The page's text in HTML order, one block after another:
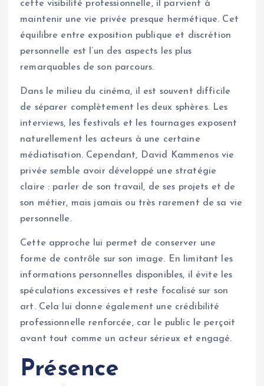
cette visibilité professionnelle, il parvient à
maintenir une vie privée presque hermétique. Cet
équilibre entre exposition publique et discrétion
personnelle est l’un des aspects les plus
remarquables de son parcours.
Dans le milieu du cinéma, il est souvent difficile
de séparer complètement les deux sphères. Les
interviews, les festivals et les tournages exposent
naturellement les acteurs à une certaine
médiatisation. Cependant, David Kammenos vie
privée semble avoir développé une stratégie
claire : parler de son travail, de ses projets et de
son métier, mais jamais ou très rarement de sa vie
personnelle.
Cette approche lui permet de conserver une
forme de contrôle sur son image. En limitant les
informations personnelles disponibles, il évite les
spéculations excessives et reste focalisé sur son
art. Cela lui donne également une crédibilité
professionnelle renforcée, car le public le perçoit
avant tout comme un acteur sérieux et engagé.
Présence